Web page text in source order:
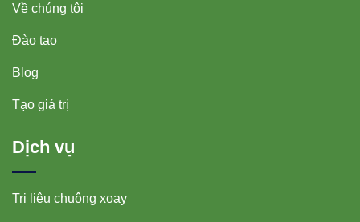
Về chúng tôi
Đào tạo
Blog
Tạo giá trị
Dịch vụ
Trị liệu chuông xoay